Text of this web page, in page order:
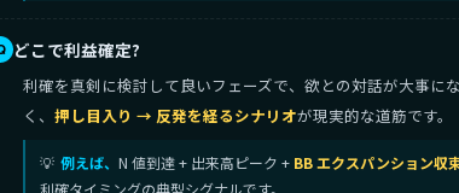
どこで利益確定?
利確を真剣に検討して良いフェーズで、欲との対話が大事に
く、 押し目入り → 反発を経るシナリオが現実的な道筋です。
例えば、 N 値到達 + 出来高ピーク + BB エクスパンション収
利確タイミングの典型シグナルです。